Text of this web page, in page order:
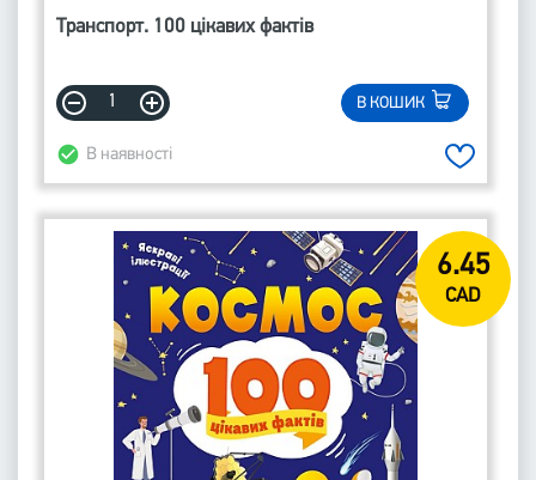
Транспорт. 100 цікавих фактів
В КОШИК
В наявності
6.45
CAD